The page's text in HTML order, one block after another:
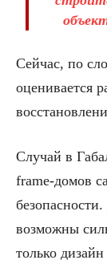
Сейчас, по
оценивается
Случай в
frame-домов
возможны
только